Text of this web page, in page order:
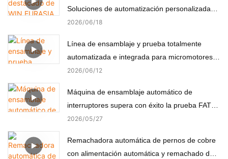
Soluciones de automatización personalizadas
para electrónica, automoción, medicina y
2026 06 18
Línea de ensamblaje y prueba totalmente
automatizada e integrada para micromotores
(componentes no estándar)
2026 06 12
Máquina de ensamblaje automático de
interruptores supera con éxito la prueba FAT
del cliente turco
2026 05 27
Remachadora automática de pernos de cobre
con alimentación automática y remachado de